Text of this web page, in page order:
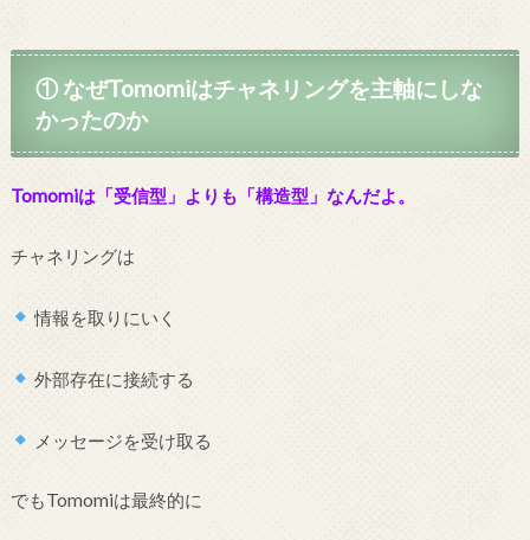
① なぜTomomiはチャネリングを主軸にしな
かったのか
Tomomiは「受信型」よりも「構造型」なんだよ。
チャネリングは
情報を取りにいく
外部存在に接続する
メッセージを受け取る
でもTomomiは最終的に